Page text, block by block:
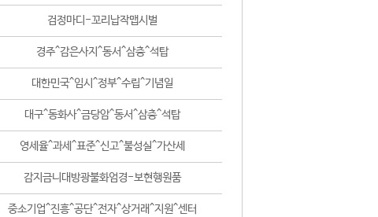
검정마디-꼬리납작맵시벌
경주^감은사지^동서^삼층^석탑
대한민국^임시^정부^수립^기념일
대구^동화사^금당암^동서^삼층^석탑
영세율^과세^표준^신고^불성실^가산세
감지금니대방광불화엄경-보현행원품
중소기업^진흥^공단^전자^상거래^지원^센터